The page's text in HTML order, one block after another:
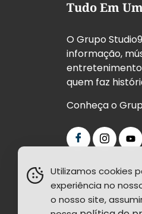
Tudo Em
O Grupo
informação,
quem faz
Conheça o
Utilizamos cookies
experiência no
o nosso site,